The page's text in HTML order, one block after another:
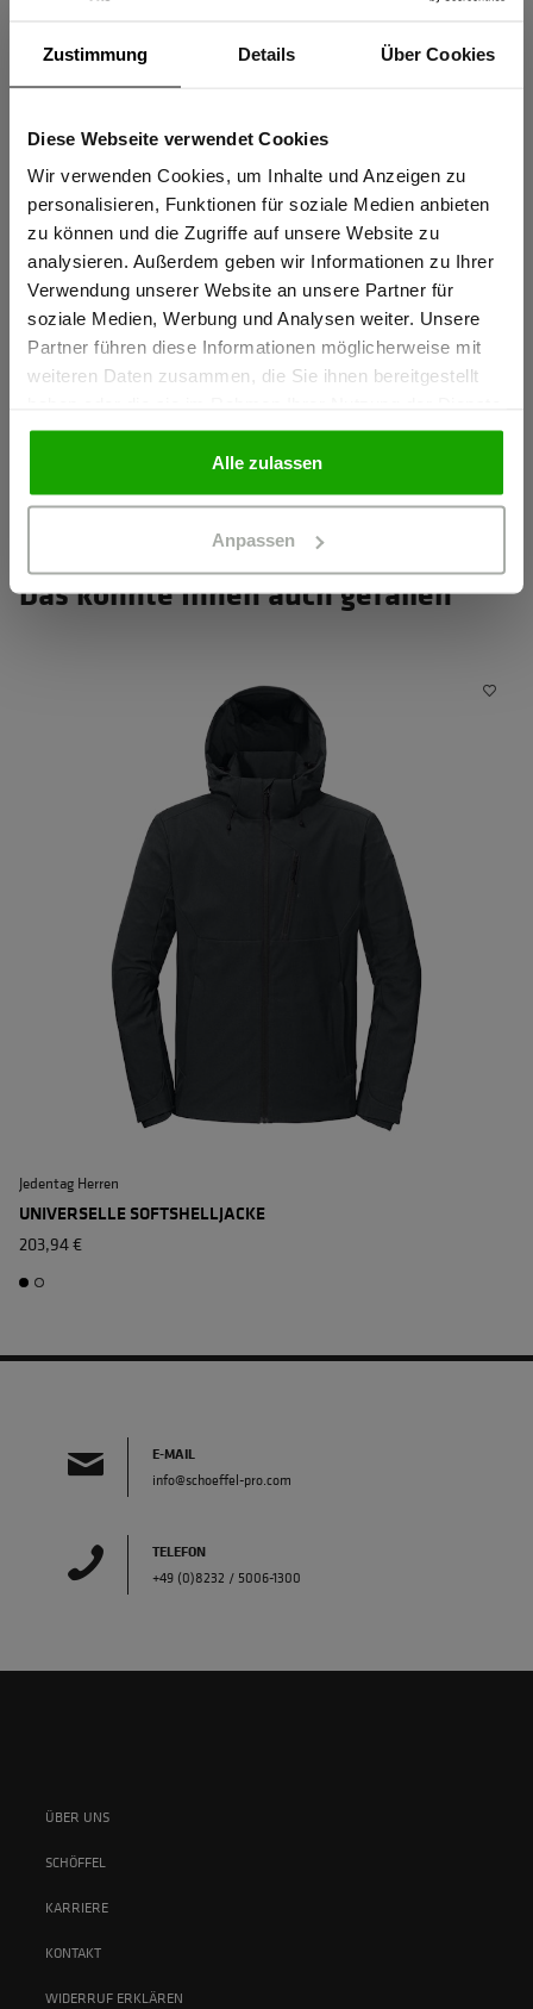
Zustimmung Details Über Cookies
Diese Webseite verwendet Cookies
Wir verwenden Cookies, um Inhalte und Anzeigen zu
personalisieren, Funktionen für soziale Medien anbieten
zu können und die Zugriffe auf unsere Website zu
analysieren. Außerdem geben wir Informationen zu Ihrer
Verwendung unserer Website an unsere Partner für
soziale Medien, Werbung und Analysen weiter. Unsere
Partner führen diese Informationen möglicherweise mit
weiteren Daten zusammen, die Sie ihnen bereitgestellt
gesammelt haben.
Alle zulassen
Anpassen
Schmutzunempfindliche Ausrüstung
Bügelfrei
OEKO-TEX® zertifiziert
Material & Pflege
Passform
Das könnte Ihnen auch gefallen
Jedentag Herren
UNIVERSELLE SOFTSHELLJACKE
203,94 €
E-MAIL
info@schoeffel-pro.com
TELEFON
+49 (0)8232 / 5006-1300
ÜBER UNS
SCHÖFFEL
KARRIERE
KONTAKT
WIDERRUF ERKLÄREN
Sind Sie
Gewerbetreibender?
Ich bestätige, dass ich Gewerbetreibender bin. Alle
Preise werden netto ausgewiesen.